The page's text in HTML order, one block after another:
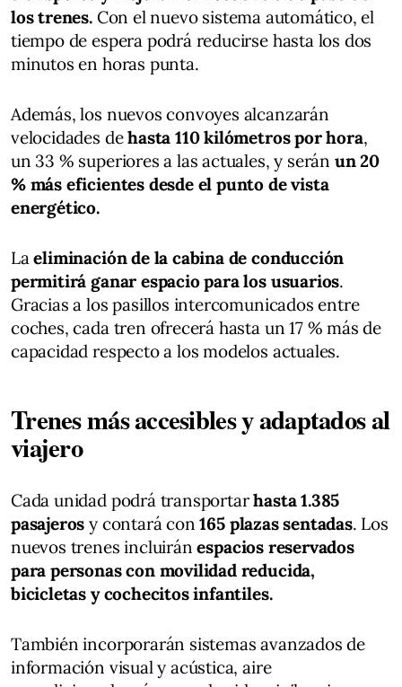
los trenes.Con el nuevo sistema automático, el
tiempo de espera podrá reducirse hasta los dos
minutos en horas punta.
Además, los nuevos convoyes alcanzarán
velocidades dehasta 110 kilómetros por hora,
un 33 % superiores a las actuales, y serán un 20
% más eficientes desde el punto de vista
energético.
Laeliminación de la cabina de conducción
permitirá ganar espacio para los usuarios.
Gracias a los pasillos intercomunicados entre
coches, cada tren ofrecerá hasta un 17 % más de
capacidad respecto a los modelos actuales.
Trenes más accesibles y adaptados al
viajero
Cada unidad podrá transportarhasta 1.385
pasajeros y contará con 165 plazas sentadas. Los
nuevos trenes incluiránespacios reservados
para personas con movilidad reducida,
bicicletas y cochecitos infantiles.
También incorporarán sistemas avanzados de
información visual y acústica, aire